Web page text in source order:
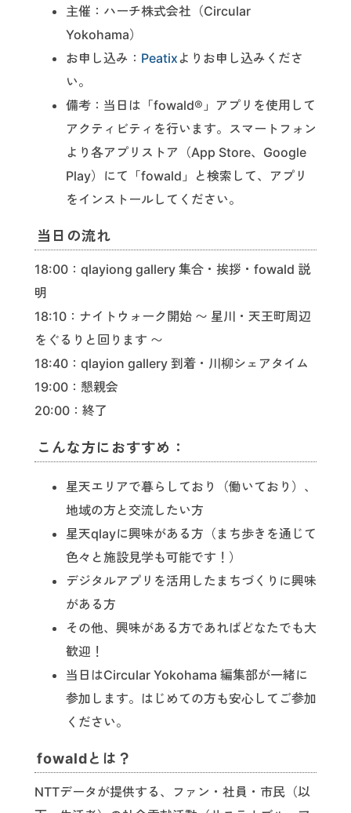
主催：ハーチ株式会社（Circular
Yokohama）
お申し込み： Peatixよりお申し込みくださ
い。
備考：当日は「fowald®」アプリを使用して
アクティビティを行います。スマートフォン
より各アプリストア（App Store、Google
Play）にて「fowald」と検索して、アプリ
をインストールしてください。
当日の流れ
18:00：qlayiong gallery 集合・挨拶・fowald 説
明
18:10：ナイトウォーク開始 〜 星川・天王町周辺
をぐるりと回ります 〜
18:40：qlayion gallery 到着・川柳シェアタイム
19:00：懇親会
20:00：終了
こんな方におすすめ：
星天エリアで暮らしており（働いており）、
地域の方と交流したい方
星天qlayに興味がある方（まち歩きを通じて
色々と施設見学も可能です！）
デジタルアプリを活用したまちづくりに興味
がある方
その他、興味がある方であればどなたでも大
歓迎！
当日はCircular Yokohama 編集部が一緒に
参加します。はじめての方も安心してご参加
ください。
fowaldとは？
NTTデータが提供する、ファン・社員・市民（以